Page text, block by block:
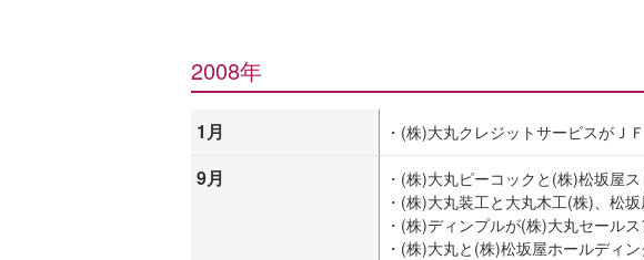
2008年
1月 ・(株)大丸クレジットサービスがＪ
9月
・(株)大丸ピーコックと(株)松坂屋
・(株)大丸装工と大丸木工(株)、松
・(株)ディンプルが(株)大丸セール
・(株)大丸と(株)松坂屋ホールディ